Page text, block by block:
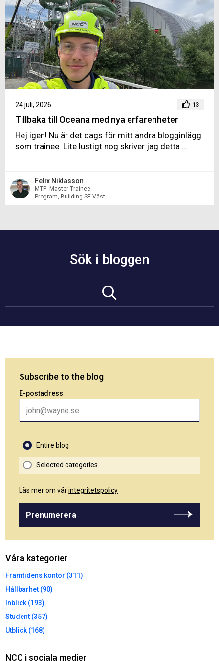
24 juli, 2026 13
Tillbaka till Oceana med nya erfarenheter
Hej igen! Nu är det dags för mitt andra blogginlägg
som trainee. Lite lustigt nog skriver jag detta ...
Felix Niklasson
MTP- Master Trainee
Program, Building SE Väst
Sök i bloggen
Subscribe to the blog
E-postadress
Entire blog
Selected categories
Läs mer om vårintegritetspolicy
Prenumerera
Våra kategorier
Framtidens kontor (311)
Hållbarhet (90)
Inblick (193)
Student (357)
Utblick (168)
NCC i sociala medier